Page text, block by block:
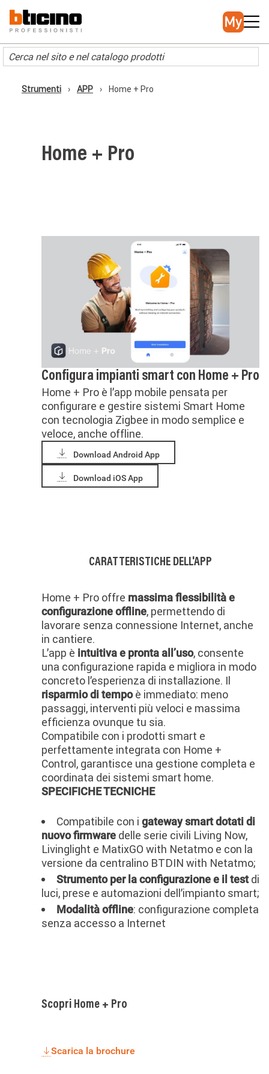
contenuto
principale
Main
navigation
Briciole
Strumenti APP Home + Pro
Home + Pro
Configura impianti smart con Home + Pro
Home + Pro è l’app mobile pensata per
configurare e gestire sistemi Smart Home
con tecnologia Zigbee in modo semplice e
veloce, anche offline.
Download Android App
Download iOS App
CARATTERISTICHE DELL'APP
Home + Pro offre massima flessibilità e
configurazione offline, permettendo di
lavorare senza connessione Internet, anche
in cantiere.
L’app è intuitiva e pronta all’uso, consente
una configurazione rapida e migliora in modo
concreto l’esperienza di installazione. Il
risparmio di tempoè immediato: meno
passaggi, interventi più veloci e massima
efficienza ovunque tu sia.
Compatibile con i prodotti smart e
perfettamente integrata con Home +
Control, garantisce una gestione completa e
coordinata dei sistemi smart home.
SPECIFICHE TECNICHE
Compatibile con i gateway smart dotati di
nuovo firmware delle serie civili Living Now,
Livinglight e MatixGO with Netatmo e con la
versione da centralino BTDIN with Netatmo;
Strumento per la configurazione e il testdi
luci, prese e automazioni dell’impianto smart;
Modalità offline: configurazione completa
senza accesso a Internet
Scopri Home + Pro
Scarica la brochure